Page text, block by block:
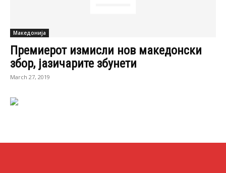
Македонија
Премиерот измисли нов македонски
збор, јазичарите збунети
March 27, 2019